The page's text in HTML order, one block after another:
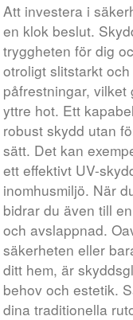
Att investera i
en klok beslut.
tryggheten för dig
otroligt slitstarkt
påfrestningar,
yttre hot. Ett
robust skydd utan
sätt. Det kan
ett effektivt UV-
inomhusmiljö. När
bidrar du även till
och avslappnad.
säkerheten eller
ditt hem, är
behov och estetik.
dina traditionella